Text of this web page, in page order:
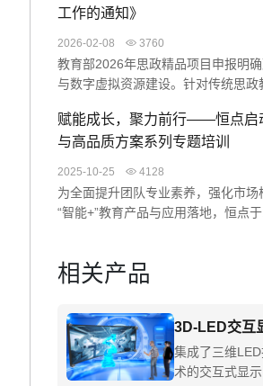
次交流促进了校企协同，助力高校科
工作的通知》
2026-02-08 3760
教育部2026年思政精品项目申报明确
与数字虚拟资源建设。针对传统思政
造沉浸式学习体验（如“飞夺泸定桥”
AI构建智慧系统与数智档案，助力高
赋能成长，聚力前行——恒点启
与高品质方案系列专题培训
2025-10-25 4128
为全面提升团队专业素养，强化市
“智能+”教育产品与应用落地，恒点
度与高品质方案的理解能力，助力业
相关产品
3D-LED交互
集成了三维
术的交互式显